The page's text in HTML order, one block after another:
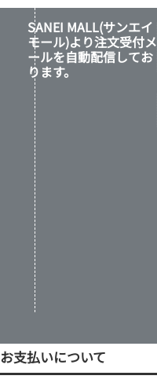
SANEI MALL(サンエイ
モール)より注文受付メ
ールを自動配信してお
ります。
お支払いについて